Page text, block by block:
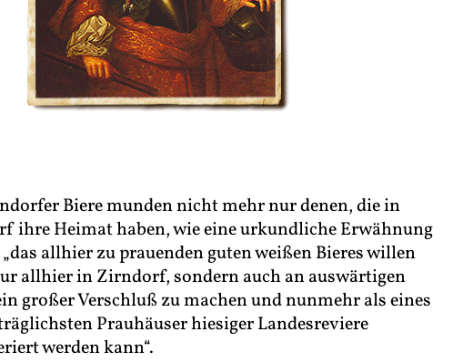
Biere munden nicht mehr nur denen, die in
ihre Heimat haben, wie eine urkundliche Erwähnung
allhier zu prauenden guten weißen Bieres willen
allhier in Zirndorf, sondern auch an auswärtigen
großer Verschluß zu machen und nunmehr als eines
Prauhäuser hiesiger Landesreviere
werden kann“.